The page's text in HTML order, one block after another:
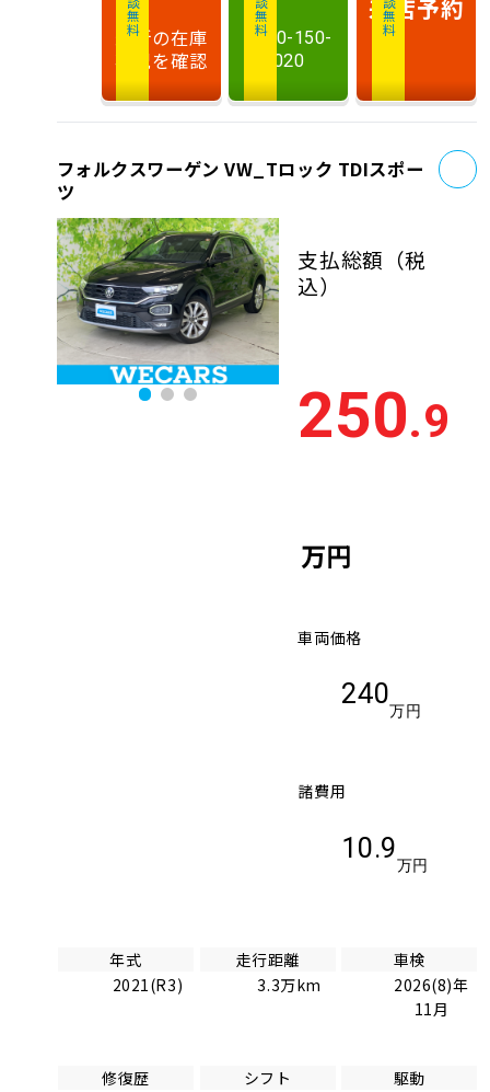
最新の在庫
状況を確認
0120-150-
020
来店予約
フォルクスワーゲン VW_Tロック TDIスポー
ツ
支払総額 （税
込）
250.9
万円
車両価格
240
万円
諸費用
10.9
万円
年式
2021(R3)
走行距離
3.3万km
車検
2026(8)年
11月
修復歴
シフト
駆動